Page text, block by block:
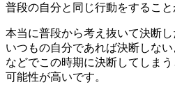
普段の自分と同じ行動をすること
本当に普段から考え抜いて決断し
いつもの自分であれば決断しな
などでこの時期に決断してしま
可能性が高いです。